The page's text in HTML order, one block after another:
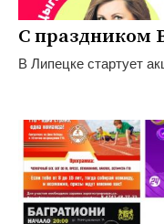
С праздником
В Липецке стартует